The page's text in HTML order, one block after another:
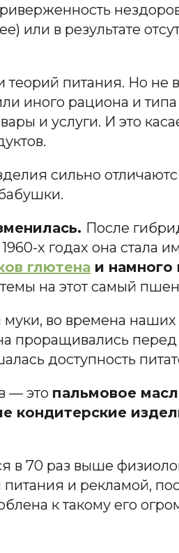
в результате
питания. Но не
иного рациона и типа
и услуги. И это
сильно
После
х годах она стала
глютена и намного
на этот самый
во времена
проращивались перед
доступность
— это пальмовое
кондитерские
в 70 раз выше
и рекламой,
к такому его